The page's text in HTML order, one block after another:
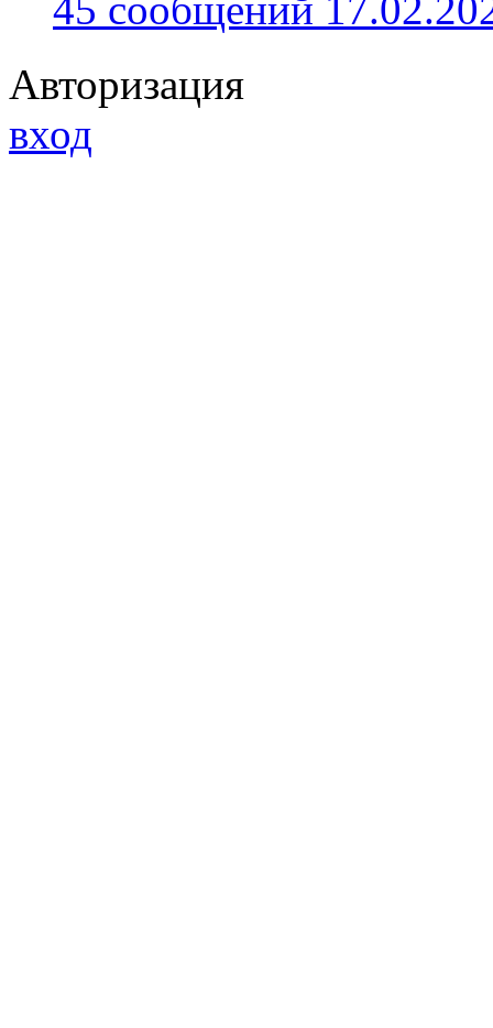
45 сообщений
Авторизация
вход